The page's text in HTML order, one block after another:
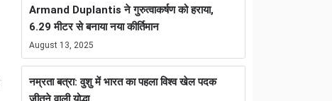
Armand Duplantis ने गुरुत्वाकर्षण को हराया,
6.29 मीटर से बनाया नया कीर्तिमान
August 13, 2025
नम्रता बत्रा: वुशु में भारत का पहला विश्व खेल पदक